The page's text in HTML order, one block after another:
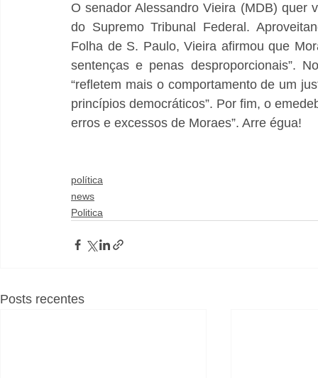
O senador Alessandro Vieira (MDB) quer
do Supremo Tribunal Federal.
Folha de S. Paulo, Vieira afirmou que
sentenças e penas desproporcionais”.
“refletem mais o comportamento de um
princípios democráticos”. Por fim, o
erros e excessos de Moraes”. Arre égua!
política
news
Politica
Posts recentes